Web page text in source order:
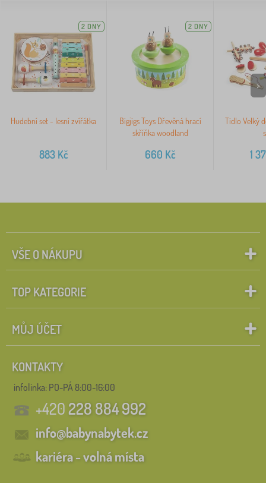
2 DNY
Hudební set - lesní zvířátka
883Kč
2 DNY
Bigjigs Toys Dřevěná hrací
skříňka woodland
660 Kč
Tidlo Velký
1
>
VŠE O NÁKUPU
TOP KATEGORIE
MŮJ ÚČET
KONTAKTY
infolinka: PO-PÁ 8:00-16:00
+420228 884 992
info@babynabytek.cz
kariéra - volná místa